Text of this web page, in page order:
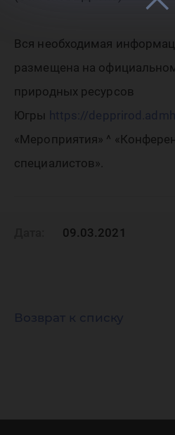
Вся необходимая
размещена на
природных ресурсов
Югры https://
«Мероприятия» ^
специалистов».
09.03.2021
Возврат к списку